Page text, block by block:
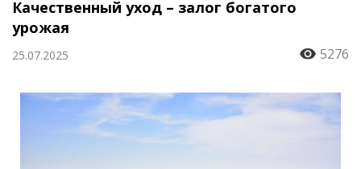
Качественный уход – залог богатого
урожая
25.07.2025 5276